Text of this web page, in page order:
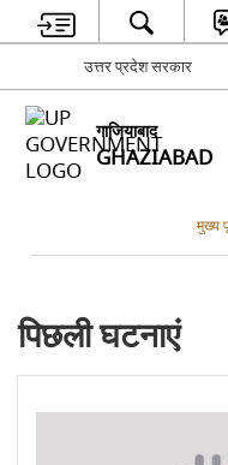
उत्तर प्रदेश सरकार
गाजियाबाद
GHAZIABAD
मुख्य
पिछली घटनाएं